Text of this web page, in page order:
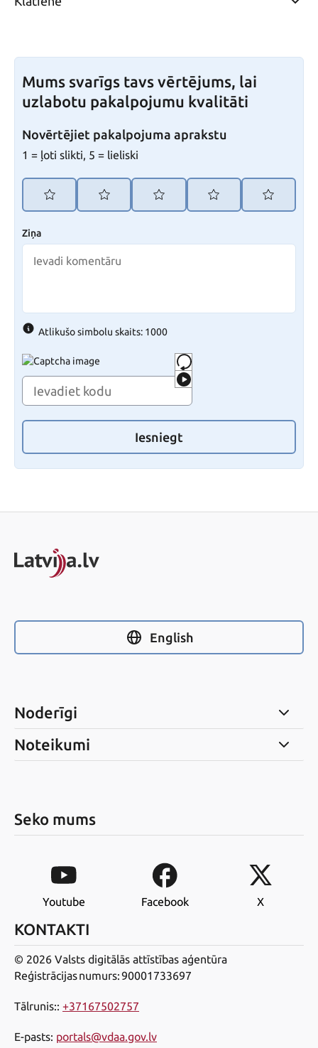
Mums svarīgs tavs vērtējums, lai
uzlabotu pakalpojumu kvalitāti
Novērtējiet pakalpojuma aprakstu
1 = ļoti slikti, 5 = lieliski
Ziņa
Atlikušo simbolu skaits: 1000
Iesniegt
English
Noderīgi
Noteikumi
Seko mums
Youtube Facebook X
KONTAKTI
© 2026 Valsts digitālās attīstības aģentūra
Reģistrācijas numurs: 90001733697
Tālrunis:: +37167502757
E-pasts: portals@vdaa.gov.lv